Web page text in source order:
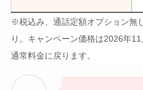
※税込み、通話定額オプション無
り。キャンペーン価格は2026年
通常料金に戻ります。